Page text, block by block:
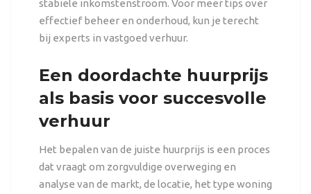
stabiele inkomstenstroom. Voor meer tips over
effectief beheer en onderhoud, kun je terecht
bij experts in vastgoed verhuur.
Een doordachte huurprijs
als basis voor succesvolle
verhuur
Het bepalen van de juiste huurprijs is een proces
dat vraagt om zorgvuldige overweging en
analyse van de markt, de locatie, het type woning